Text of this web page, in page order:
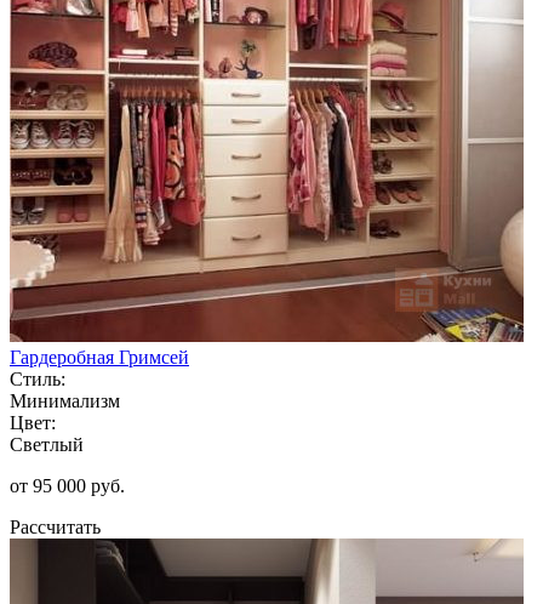
Гардеробная Гримсей
Стиль:
Минимализм
Цвет:
Светлый
от 95 000 руб.
Рассчитать